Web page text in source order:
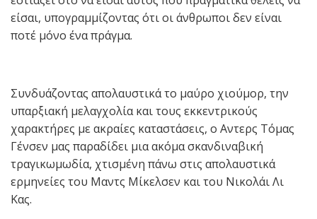
είσαι, υπογραμμίζοντας ότι οι άνθρωποι δεν είναι
ποτέ μόνο ένα πράγμα.
Συνδυάζοντας απολαυστικά το μαύρο χιούμορ, την
υπαρξιακή μελαγχολία και τους εκκεντρικούς
χαρακτήρες με ακραίες καταστάσεις, ο Αντερς Τόμας
Γένσεν μας παραδίδει μια ακόμα σκανδιναβική
τραγικωμωδία, χτισμένη πάνω στις απολαυστικά
ερμηνείες του Μαντς Μίκελσεν και του Νικολάι Λι
Κας.